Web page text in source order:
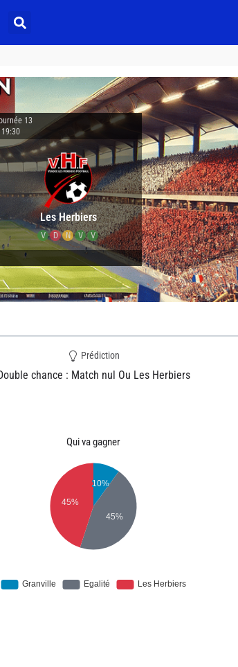
13
19:30
Les Herbiers
V D N V V
Prédiction
chance : Match nul Ou Les Herbiers
Qui va gagner